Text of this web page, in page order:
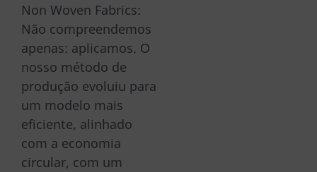
Non Woven Fabrics:
Não compreendemos
apenas: aplicamos. O
nosso método de
produção evoluiu para
um modelo mais
eficiente, alinhado
com a economia
circular, com um